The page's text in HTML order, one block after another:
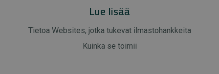
Lue lisää
Tietoa Websites, jotka tukevat ilmastohankkeita
Kuinka se toimii